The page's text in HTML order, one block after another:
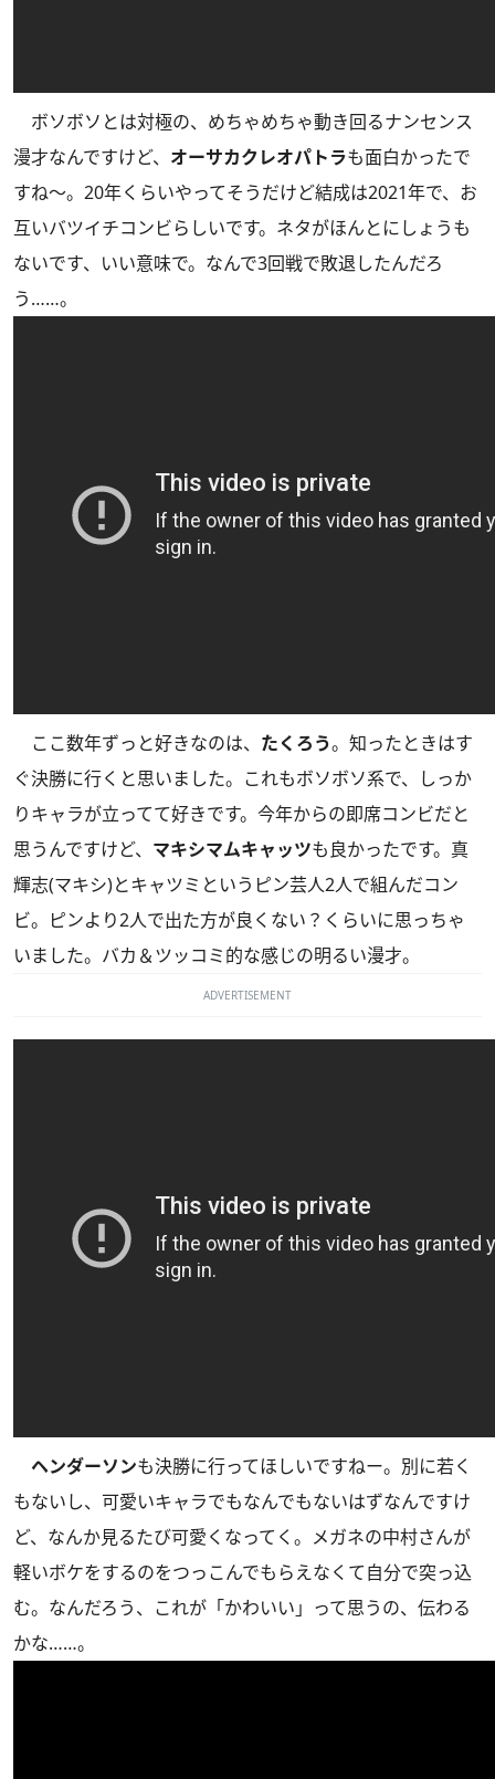
ボソボソとは対極の、めちゃめちゃ動き回るナンセンス
漫才なんですけど、 オーサカクレオパトラも面白かったで
すね〜。20年くらいやってそうだけど結成は2021年で、お
互いバツイチコンビらしいです。ネタがほんとにしょうも
ないです、いい意味で。なんで3回戦で敗退したんだろ
う……。
ここ数年ずっと好きなのは、 たくろう。知ったときはす
ぐ決勝に行くと思いました。これもボソボソ系で、しっか
りキャラが立ってて好きです。今年からの即席コンビだと
思うんですけど、 マキシマムキャッツも良かったです。真
輝志(マキシ)とキャツミというピン芸人2人で組んだコン
ビ。ピンより2人で出た方が良くない？くらいに思っちゃ
いました。バカ＆ツッコミ的な感じの明るい漫才。
ADVERTISEMENT
ヘンダーソンも決勝に行ってほしいですねー。別に若く
もないし、可愛いキャラでもなんでもないはずなんですけ
ど、なんか見るたび可愛くなってく。メガネの中村さんが
軽いボケをするのをつっこんでもらえなくて自分で突っ込
む。なんだろう、これが「かわいい」って思うの、伝わる
かな……。